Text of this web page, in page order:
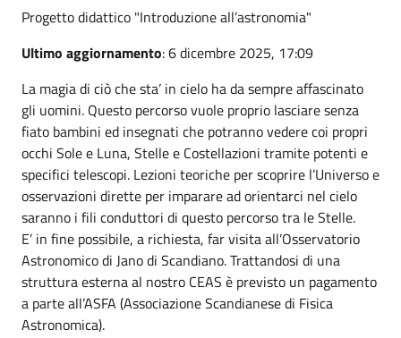
Progetto didattico "Introduzione all’astronomia"
Ultimo aggiornamento: 6 dicembre 2025, 17:09
La magia di ciò che sta’ in cielo ha da sempre affascinato
gli uomini. Questo percorso vuole proprio lasciare senza
fiato bambini ed insegnati che potranno vedere coi propri
occhi Sole e Luna, Stelle e Costellazioni tramite potenti e
specifici telescopi. Lezioni teoriche per scoprire l’Universo e
osservazioni dirette per imparare ad orientarci nel cielo
saranno i fili conduttori di questo percorso tra le Stelle.
E’ in fine possibile, a richiesta, far visita all’Osservatorio
Astronomico di Jano di Scandiano. Trattandosi di una
struttura esterna al nostro CEAS è previsto un pagamento
a parte all’ASFA (Associazione Scandianese di Fisica
Astronomica).